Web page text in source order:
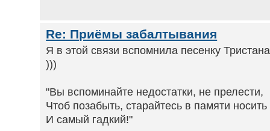
Re: Приёмы забалтывания
Я в этой связи вспомнила песенку
)))
"Вы вспоминайте недостатки, не прелести,
Чтоб позабыть, старайтесь в памяти
И самый гадкий!"